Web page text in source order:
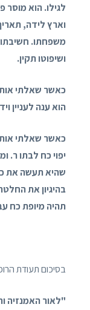
לגילו. הוא מוסר
וארץ לידה,
משפחתו. חשיבתו
ושיפוטו תקין.
כאשר שאלתי
הוא ענה לעניין
כאשר שאלתי
יפוי כח לבתו ר.
שהיא תעשה את
בהיגיון את
תהיה מיופת כח
בסיכום תעודת
"לאור האמנזיה